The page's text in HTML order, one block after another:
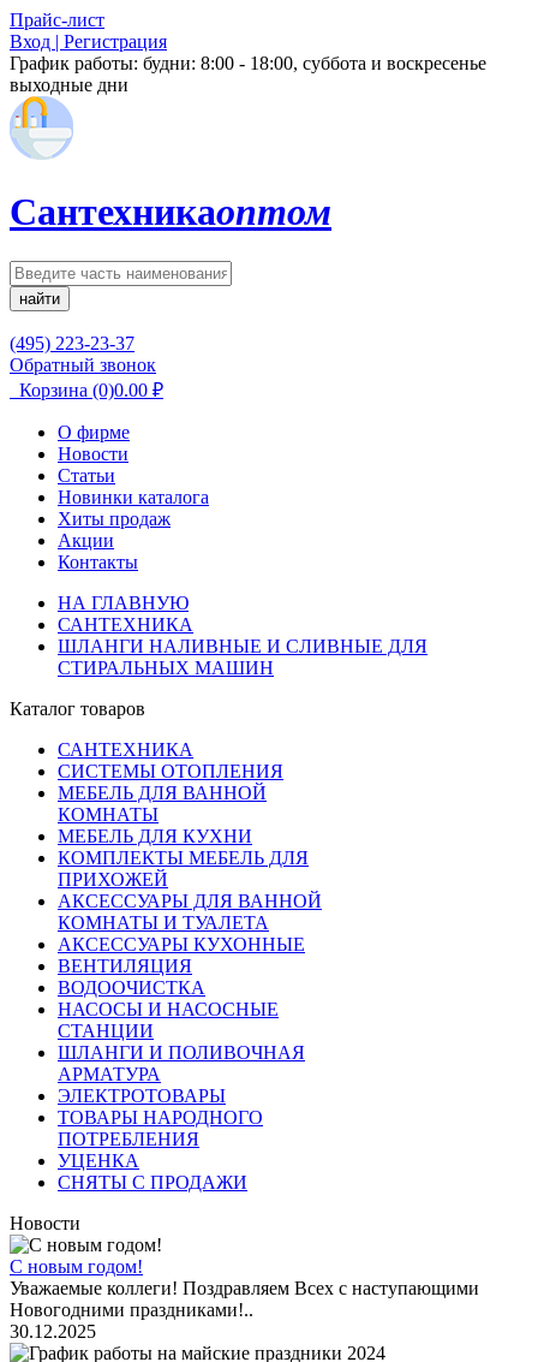
Прайс-лист
Вход | Регистрация
График работы: будни: 8:00 - 18:00, суббота и воскресенье
выходные дни
Сантехникаоптом
найти
(495) 223-23-37
Обратный звонок
Корзина (0)0.00 ₽
О фирме
Новости
Статьи
Новинки каталога
Хиты продаж
Акции
Контакты
НА ГЛАВНУЮ
САНТЕХНИКА
ШЛАНГИ НАЛИВНЫЕ И СЛИВНЫЕ ДЛЯ
СТИРАЛЬНЫХ МАШИН
Каталог товаров
САНТЕХНИКА
СИСТЕМЫ ОТОПЛЕНИЯ
МЕБЕЛЬ ДЛЯ ВАННОЙ
КОМНАТЫ
МЕБЕЛЬ ДЛЯ КУХНИ
КОМПЛЕКТЫ МЕБЕЛЬ ДЛЯ
ПРИХОЖЕЙ
АКСЕССУАРЫ ДЛЯ ВАННОЙ
КОМНАТЫ И ТУАЛЕТА
АКСЕССУАРЫ КУХОННЫЕ
ВЕНТИЛЯЦИЯ
ВОДООЧИСТКА
НАСОСЫ И НАСОСНЫЕ
СТАНЦИИ
ШЛАНГИ И ПОЛИВОЧНАЯ
АРМАТУРА
ЭЛЕКТРОТОВАРЫ
ТОВАРЫ НАРОДНОГО
ПОТРЕБЛЕНИЯ
УЦЕНКА
СНЯТЫ С ПРОДАЖИ
Новости
С новым годом!
Уважаемые коллеги! Поздравляем Всех с наступающими
Новогодними праздниками!..
30.12.2025